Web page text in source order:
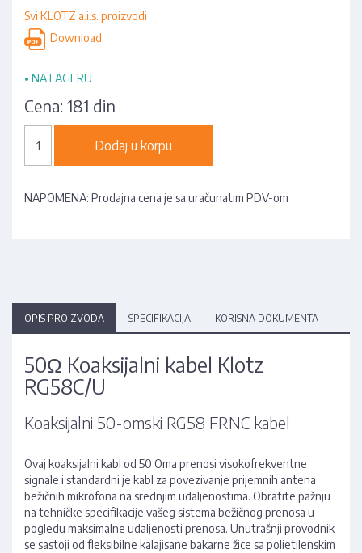
Svi KLOTZ a.i.s. proizvodi
Download
• NA LAGERU
Cena: 181 din
Dodaj u korpu
NAPOMENA: Prodajna cena je sa uračunatim PDV-om
OPIS PROIZVODA SPECIFIKACIJA KORISNA DOKUMENTA
50Ω Koaksijalni kabel Klotz
RG58C/U
Koaksijalni 50-omski RG58 FRNC kabel
Ovaj koaksijalni kabl od 50 Oma prenosi visokofrekventne
signale i standardni je kabl za povezivanje prijemnih antena
bežičnih mikrofona na srednjim udaljenostima. Obratite pažnju
na tehničke specifikacije vašeg sistema bežičnog prenosa u
pogledu maksimalne udaljenosti prenosa. Unutrašnji provodnik
se sastoji od fleksibilne kalajisane bakarne žice sa polietilenskim